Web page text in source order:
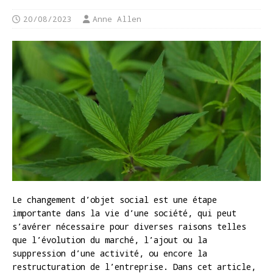
20/08/2023 Anne Allen
Le changement d’objet social est une étape
importante dans la vie d’une société, qui peut
s’avérer nécessaire pour diverses raisons telles
que l’évolution du marché, l’ajout ou la
suppression d’une activité, ou encore la
restructuration de l’entreprise. Dans cet article,